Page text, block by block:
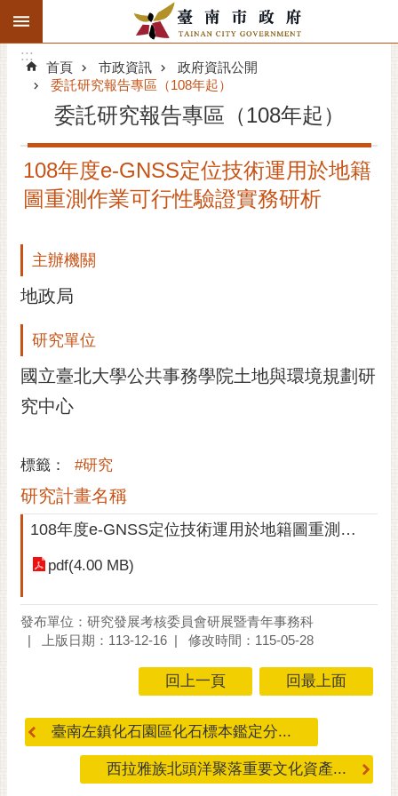
跳到主要內容區塊
搜
階
搜
精彩府城
市府動態
市府團隊
主題服務
市政資訊
市民互動
黃
哲
螢
光
桐
花
祭
導
覽
:::
:::
首頁 市政資訊
政府資訊公開
委託研究報告專區（108年起）
委託研究報告專區（108年起）
108年度e-GNSS定位技術運用於地籍
圖重測作業可行性驗證實務研析
主辦機關
地政局
研究單位
國立臺北大學公共事務學院土地與環境規劃研
究中心
標籤： #研究
研究計畫名稱
108年度e-GNSS定位技術運用於地籍圖重測作業可行性驗證實務研析
pdf(4.00 MB)
發布單位：研究發展考核委員會研展暨青年事務科
上版日期：113-12-16
修改時間：115-05-28
回上一頁 回最上面
臺南左鎮化石園區化石標本鑑定分...
西拉雅族北頭洋聚落重要文化資產...